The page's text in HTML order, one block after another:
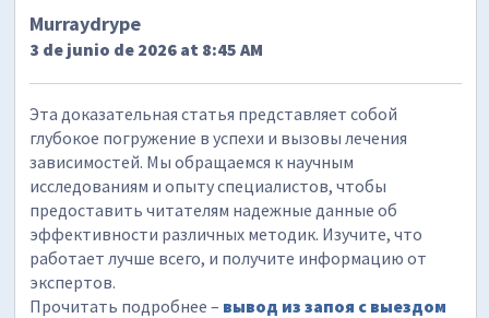
Murraydrype
3 de junio de 2026 at 8:45 AM
Эта доказательная статья представляет собой
глубокое погружение в успехи и вызовы лечения
зависимостей. Мы обращаемся к научным
исследованиям и опыту специалистов, чтобы
предоставить читателям надежные данные об
эффективности различных методик. Изучите, что
работает лучше всего, и получите информацию от
экспертов.
Прочитать подробнее – вывод из запоя с выездом